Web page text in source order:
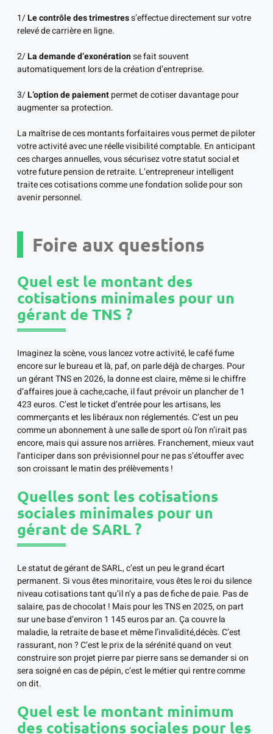
1/Le contrôle des trimestress’effectue directement sur votre
relevé de carrière en ligne.
2/La demande d’exonérationse fait souvent
automatiquement lors de la création d’entreprise.
3/L’option de paiementpermet de cotiser davantage pour
augmenter sa protection.
La maîtrise de ces montants forfaitaires vous permet de piloter
votre activité avec une réelle visibilité comptable. En anticipant
ces charges annuelles, vous sécurisez votre statut social et
votre future pension de retraite. L’entrepreneur intelligent
traite ces cotisations comme une fondation solide pour son
avenir personnel.
Foire aux questions
Quel est le montant des
cotisations minimales pour un
gérant de TNS ?
Imaginez la scène, vous lancez votre activité, le café fume
encore sur le bureau et là, paf, on parle déjà de charges. Pour
un gérant TNS en 2026, la donne est claire, même si le chiffre
d’affaires joue à cache,cache, il faut prévoir un plancher de 1
423 euros. C’est le ticket d’entrée pour les artisans, les
commerçants et les libéraux non réglementés. C’est un peu
comme un abonnement à une salle de sport où l’on n’irait pas
encore, mais qui assure nos arrières. Franchement, mieux vaut
l’anticiper dans son prévisionnel pour ne pas s’étouffer avec
son croissant le matin des prélèvements !
Quelles sont les cotisations
sociales minimales pour un
gérant de SARL ?
Le statut de gérant de SARL, c’est un peu le grand écart
permanent. Si vous êtes minoritaire, vous êtes le roi du silence
niveau cotisations tant qu’il n’y a pas de fiche de paie. Pas de
salaire, pas de chocolat ! Mais pour les TNS en 2025, on part
sur une base d’environ 1 145 euros par an. Ça couvre la
maladie, la retraite de base et même l’invalidité,décès. C’est
rassurant, non ? C’est le prix de la sérénité quand on veut
construire son projet pierre par pierre sans se demander si on
sera soigné en cas de pépin, c’est le métier qui rentre comme
on dit.
Quel est le montant minimum
des cotisations sociales pour les